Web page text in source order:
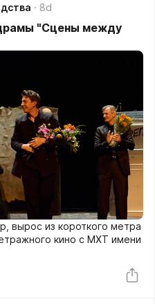
8d
"Сцены между
вырос из короткого метра
кино с МХТ имени